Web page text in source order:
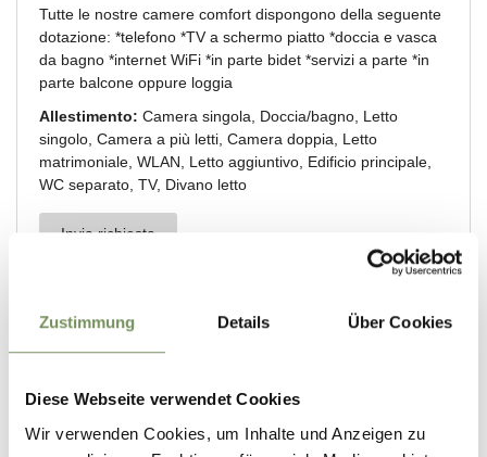
Zustimmung Details Über Cookies
Diese Webseite verwendet Cookies
Wir verwenden Cookies, um Inhalte und Anzeigen zu